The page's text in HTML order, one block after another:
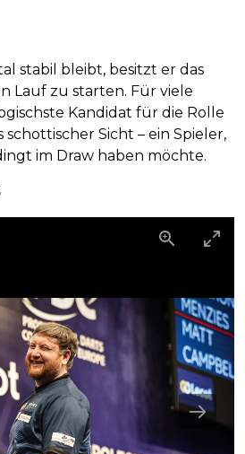
stabil bleibt, besitzt er das
Lauf zu starten. Für viele
Kandidat für die Rolle
schottischer Sicht – ein Spieler,
im Draw haben möchte.